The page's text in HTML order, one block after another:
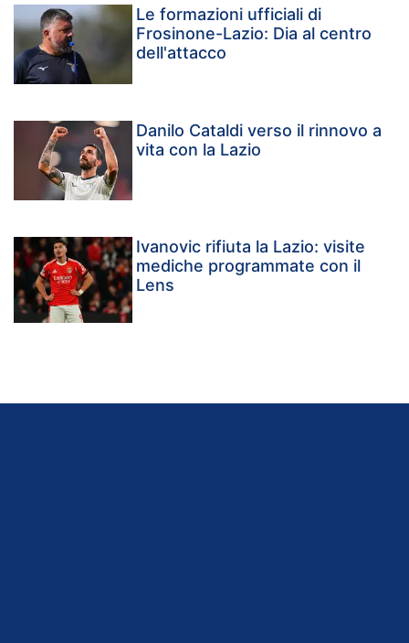
Le formazioni ufficiali di
Frosinone-Lazio: Dia al centro
dell'attacco
Danilo Cataldi verso il rinnovo a
vita con la Lazio
Ivanovic rifiuta la Lazio: visite
mediche programmate con il
Lens